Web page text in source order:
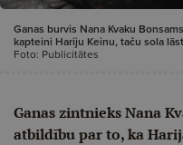
Ganas burvis Nana Kvaku
kapteini Hariju Keinu, taču sola
Foto: Publicitātes
Ganas zintnieks Nana
atbildību par to, ka